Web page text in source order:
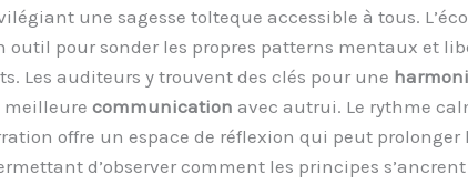
une sagesse tolteque accessible à tous.
outil pour sonder les propres patterns mentaux et
Les auditeurs y trouvent des clés pour une
meilleure communication avec autrui. Le rythme
offre un espace de réflexion qui peut prolonger
d’observer comment les principes